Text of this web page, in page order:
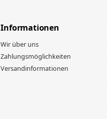
Informationen
Wir über uns
Zahlungsmöglichkeiten
Versandinformationen